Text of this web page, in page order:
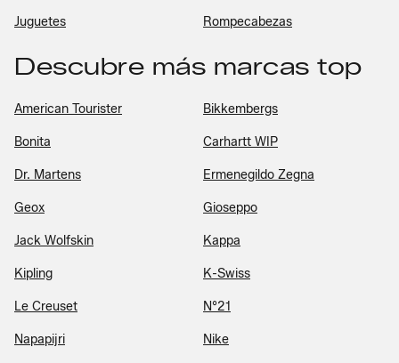
Juguetes Rompecabezas
Descubre más marcas top
American Tourister Bikkembergs
Bonita Carhartt WIP
Dr. Martens Ermenegildo Zegna
Geox Gioseppo
Jack Wolfskin Kappa
Kipling K-Swiss
Le Creuset N°21
Napapijri Nike